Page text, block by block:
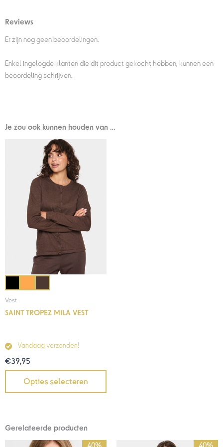
Reviews
Er zijn nog geen beoordelingen.
Enkel ingelogde klanten die dit product gekocht hebben, kunnen een
beoordeling schrijven.
Je zou ook kunnen houden van …
Vest
SAINT TROPEZ MILA VEST
Vandaag verzonden!
€39,95
Opties selecteren
Gerelateerde producten
Oorspronkelijke
Huidige
Oorspronkelijke
Huidige